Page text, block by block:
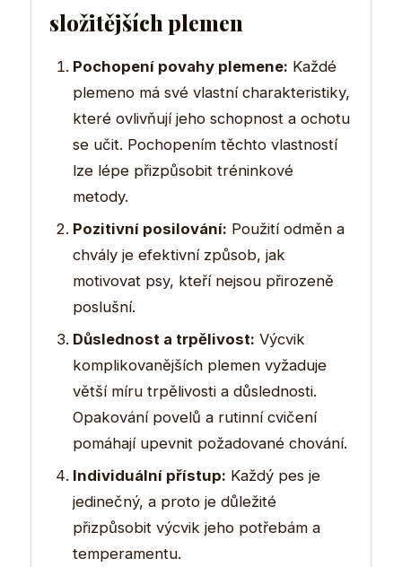
složitějších plemen
Pochopení povahy plemene: Každé
plemeno má své vlastní charakteristiky,
které ovlivňují jeho schopnost a ochotu
se učit. Pochopením těchto vlastností
lze lépe přizpůsobit tréninkové
metody.
Pozitivní posilování: Použití odměn a
chvály je efektivní způsob, jak
motivovat psy, kteří nejsou přirozeně
poslušní.
Důslednost a trpělivost: Výcvik
komplikovanějších plemen vyžaduje
větší míru trpělivosti a důslednosti.
Opakování povelů a rutinní cvičení
pomáhají upevnit požadované chování.
Individuální přístup: Každý pes je
jedinečný, a proto je důležité
přizpůsobit výcvik jeho potřebám a
temperamentu.